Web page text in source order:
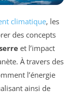
climatique, les
des concepts
et l’impact
À travers des
l’énergie
ainsi de